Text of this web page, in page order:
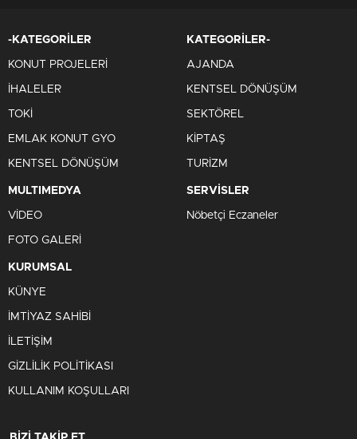
-KATEGORİLER
KONUT PROJELERİ
İHALELER
TOKİ
EMLAK KONUT GYO
KENTSEL DÖNÜŞÜM
KATEGORİLER-
AJANDA
KENTSEL DÖNÜŞÜM
SEKTÖREL
KİPTAŞ
TURİZM
MULTIMEDYA
VİDEO
FOTO GALERİ
SERVİSLER
Nöbetçi Eczaneler
KURUMSAL
KÜNYE
İMTİYAZ SAHİBİ
İLETİŞİM
GİZLİLİK POLİTİKASI
KULLANIM KOŞULLARI